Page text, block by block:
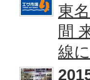
東
間
線